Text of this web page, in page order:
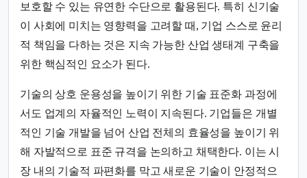
보호할 수 있는 유연한 수단으로 활용된다. 특히 신기술
이 사회에 미치는 영향력을 고려할 때, 기업 스스로 윤리
적 책임을 다하는 것은 지속 가능한 산업 생태계 구축을
위한 핵심적인 요소가 된다.
기술의 상호 운용성을 높이기 위한 기술 표준화 과정에
서도 업계의 자율적인 노력이 지속된다. 기업들은 개별
적인 기술 개발을 넘어 산업 전체의 효율성을 높이기 위
해 자발적으로 표준 규격을 논의하고 채택한다. 이는 시
장 내의 기술적 파편화를 막고 새로운 기술이 안정적으